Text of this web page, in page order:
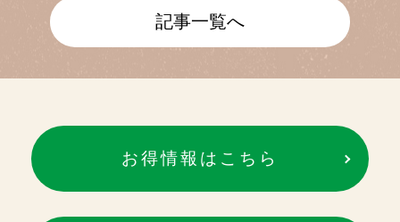
記事一覧へ
お得情報はこちら